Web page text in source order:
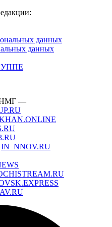
данных
данных
НМГ —
IN_NNOV.RU